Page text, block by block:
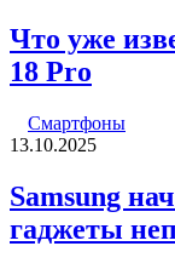
Что уже
18 Pro
Смартфоны
13.10.2025
Samsung
гаджеты